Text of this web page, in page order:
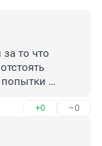
то что
попытки
+0 –0